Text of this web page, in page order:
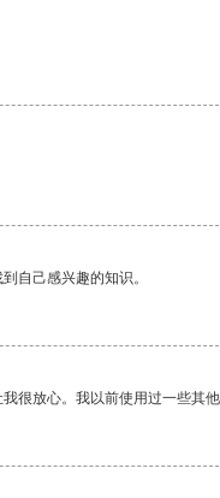
自己感兴趣的知识。
很放心。我以前使用过一些其